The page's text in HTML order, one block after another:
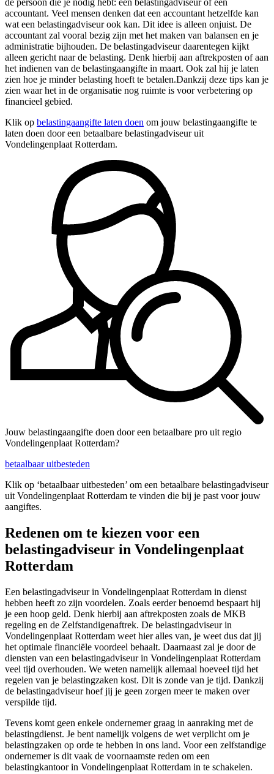
de persoon die je nodig hebt: een belastingadviseur of een
accountant. Veel mensen denken dat een accountant hetzelfde kan
wat een belastingadviseur ook kan. Dit idee is alleen onjuist. De
accountant zal vooral bezig zijn met het maken van balansen en je
administratie bijhouden. De belastingadviseur daarentegen kijkt
alleen gericht naar de belasting. Denk hierbij aan aftrekposten of aan
het indienen van de belastingaangifte in maart. Ook zal hij je laten
zien hoe je minder belasting hoeft te betalen.Dankzij deze tips kan je
zien waar het in de organisatie nog ruimte is voor verbetering op
financieel gebied.
Klik op belastingaangifte laten doen om jouw belastingaangifte te
laten doen door een betaalbare belastingadviseur uit
Vondelingenplaat Rotterdam.
Jouw belastingaangifte doen door een betaalbare pro uit regio
Vondelingenplaat Rotterdam?
betaalbaar uitbesteden
Klik op ‘betaalbaar uitbesteden’ om een betaalbare belastingadviseur
uit Vondelingenplaat Rotterdam te vinden die bij je past voor jouw
aangiftes.
Redenen om te kiezen voor een
belastingadviseur in Vondelingenplaat
Rotterdam
Een belastingadviseur in Vondelingenplaat Rotterdam in dienst
hebben heeft zo zijn voordelen. Zoals eerder benoemd bespaart hij
je een hoop geld. Denk hierbij aan aftrekposten zoals de MKB
regeling en de Zelfstandigenaftrek. De belastingadviseur in
Vondelingenplaat Rotterdam weet hier alles van, je weet dus dat jij
het optimale financiële voordeel behaalt. Daarnaast zal je door de
diensten van een belastingadviseur in Vondelingenplaat Rotterdam
veel tijd overhouden. We weten namelijk allemaal hoeveel tijd het
regelen van je belastingzaken kost. Dit is zonde van je tijd. Dankzij
de belastingadviseur hoef jij je geen zorgen meer te maken over
verspilde tijd.
Tevens komt geen enkele ondernemer graag in aanraking met de
belastingdienst. Je bent namelijk volgens de wet verplicht om je
belastingzaken op orde te hebben in ons land. Voor een zelfstandige
ondernemer is dit vaak de voornaamste reden om een
belastingkantoor in Vondelingenplaat Rotterdam in te schakelen.